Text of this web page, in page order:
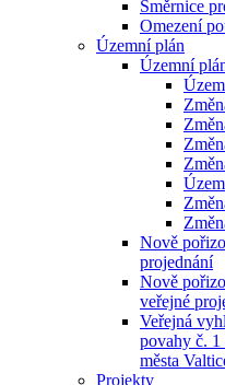
Směrnice
Omezení
Územní plán
Územní
Nově
projednání
Nově
veřejné
Veřejná
povahy č. 1
města
Projekty